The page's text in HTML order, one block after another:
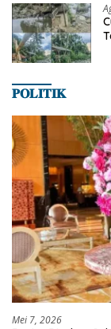
𝐏𝐎𝐋𝐈𝐓𝐈𝐊
Mei 7, 2026